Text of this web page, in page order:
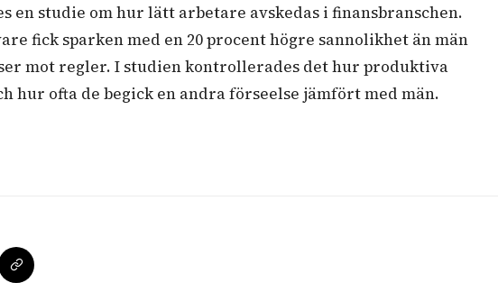
en studie om hur lätt arbetare avskedas i finansbranschen.
fick sparken med en 20 procent högre sannolikhet än män
mot regler. I studien kontrollerades det hur produktiva
hur ofta de begick en andra förseelse jämfört med män.